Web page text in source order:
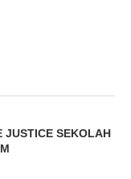
JUSTICE SEKOLAH